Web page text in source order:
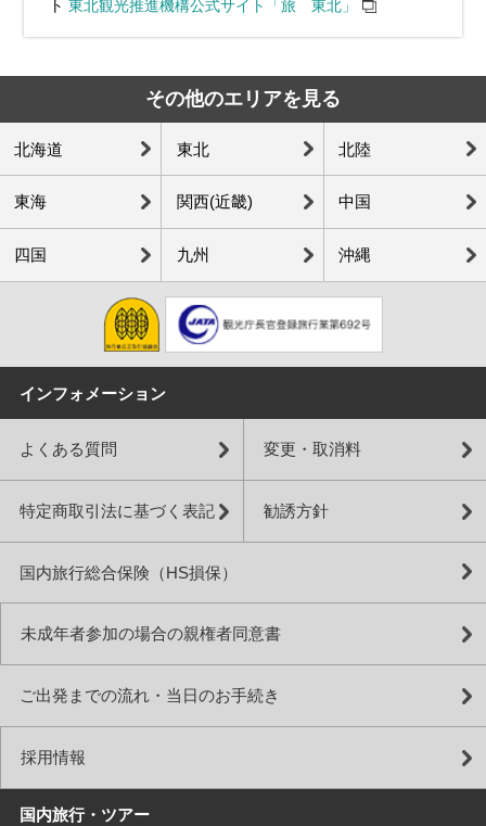
ト 東北観光推進機構公式サイト「旅 東北」
その他のエリアを見る
北海道 東北 北陸
東海 関西(近畿) 中国
四国 九州 沖縄
インフォメーション
よくある質問 変更・取消料
特定商取引法に基づく表記 勧誘方針
国内旅行総合保険（HS損保）
未成年者参加の場合の親権者同意書
ご出発までの流れ・当日のお手続き
採用情報
国内旅行・ツアー